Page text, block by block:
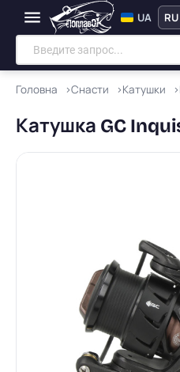
UA RU
Головна Снасти Катушки
Катушка GC